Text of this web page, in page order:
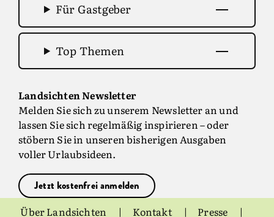
Für Gastgeber
Top Themen
Landsichten Newsletter
Melden Sie sich zu unserem Newsletter an und
lassen Sie sich regelmäßig inspirieren – oder
stöbern Sie in unseren bisherigen Ausgaben
voller Urlaubsideen.
Jetzt kostenfrei anmelden
Über Landsichten Kontakt Presse